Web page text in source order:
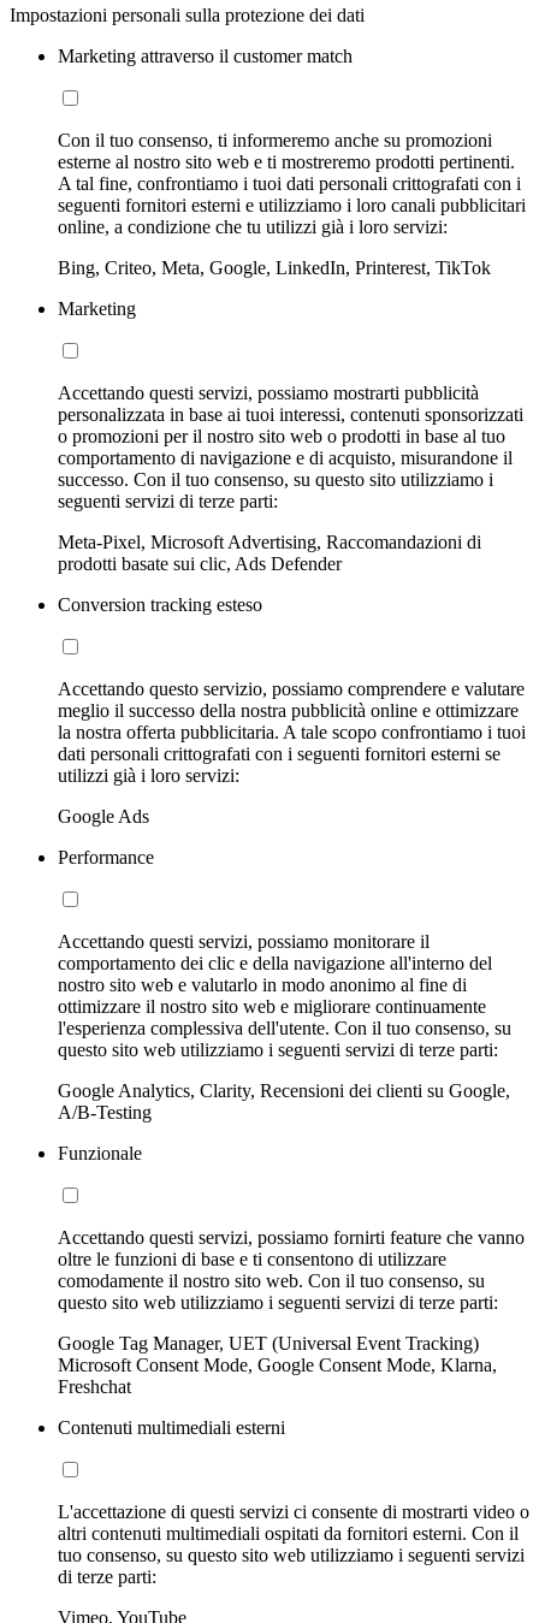
Impostazioni personali sulla protezione dei dati
Marketing attraverso il customer match
Con il tuo consenso, ti informeremo anche su promozioni
esterne al nostro sito web e ti mostreremo prodotti pertinenti.
A tal fine, confrontiamo i tuoi dati personali crittografati con i
seguenti fornitori esterni e utilizziamo i loro canali pubblicitari
online, a condizione che tu utilizzi già i loro servizi:
Bing, Criteo, Meta, Google, LinkedIn, Printerest, TikTok
Marketing
Accettando questi servizi, possiamo mostrarti pubblicità
personalizzata in base ai tuoi interessi, contenuti sponsorizzati
o promozioni per il nostro sito web o prodotti in base al tuo
comportamento di navigazione e di acquisto, misurandone il
successo. Con il tuo consenso, su questo sito utilizziamo i
seguenti servizi di terze parti:
Meta-Pixel, Microsoft Advertising, Raccomandazioni di
prodotti basate sui clic, Ads Defender
Conversion tracking esteso
Accettando questo servizio, possiamo comprendere e valutare
meglio il successo della nostra pubblicità online e ottimizzare
la nostra offerta pubblicitaria. A tale scopo confrontiamo i tuoi
dati personali crittografati con i seguenti fornitori esterni se
utilizzi già i loro servizi:
Google Ads
Performance
Accettando questi servizi, possiamo monitorare il
comportamento dei clic e della navigazione all'interno del
nostro sito web e valutarlo in modo anonimo al fine di
ottimizzare il nostro sito web e migliorare continuamente
l'esperienza complessiva dell'utente. Con il tuo consenso, su
questo sito web utilizziamo i seguenti servizi di terze parti:
Google Analytics, Clarity, Recensioni dei clienti su Google,
A/B-Testing
Funzionale
Accettando questi servizi, possiamo fornirti feature che vanno
oltre le funzioni di base e ti consentono di utilizzare
comodamente il nostro sito web. Con il tuo consenso, su
questo sito web utilizziamo i seguenti servizi di terze parti:
Google Tag Manager, UET (Universal Event Tracking)
Microsoft Consent Mode, Google Consent Mode, Klarna,
Freshchat
Contenuti multimediali esterni
L'accettazione di questi servizi ci consente di mostrarti video o
altri contenuti multimediali ospitati da fornitori esterni. Con il
tuo consenso, su questo sito web utilizziamo i seguenti servizi
di terze parti:
Vimeo, YouTube